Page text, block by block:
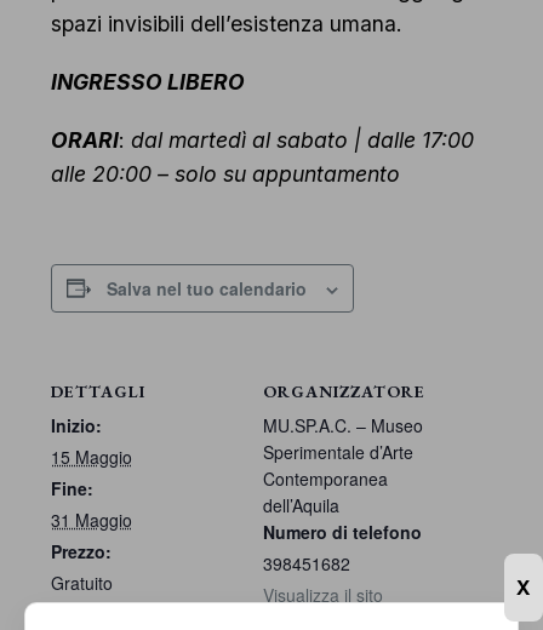
spazi invisibili dell’esistenza umana.
INGRESSO LIBERO
ORARI: dal martedì al sabato | dalle 17:00
alle 20:00 – solo su appuntamento
Salva nel tuo calendario
DETTAGLI
Inizio:
15 Maggio
Fine:
31 Maggio
Prezzo:
Gratuito
ORGANIZZATORE
MU.SP.A.C. – Museo
Sperimentale d’Arte
Contemporanea
dell’Aquila
Numero di telefono
398451682
Visualizza il sito
X